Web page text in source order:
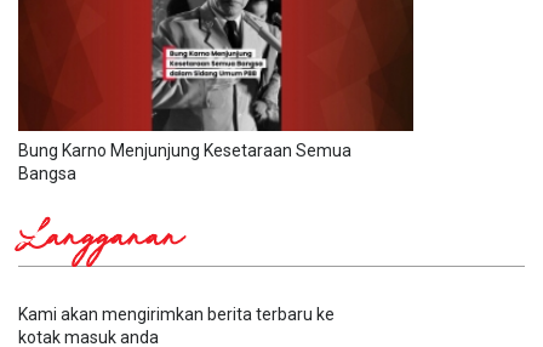
Bung Karno Menjunjung Kesetaraan Semua
Bangsa
Langganan
Kami akan mengirimkan berita terbaru ke
kotak masuk anda